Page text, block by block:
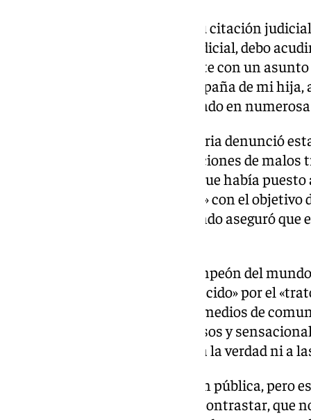
Además, desveló el motivo de su citación
funcionamiento del sistema judicial, debo
está relacionada exclusivamente con un
vinculado a un viaje fuera de España de mi
poder ver pese a haberlo intentado en
El pasado 15 de diciembre, Topuria denunció
«amenazas» de difundir «acusaciones de
«a cambio de dinero» y desveló que había
mensajes, testimonios y vídeos» con el
extorsión». Este viernes, El Mundo aseguró
En el comunicado, el actual campeón del
mostró «profundamente agradecido» por el
habitualmente le han dado los medios de
es víctima de «titulares engañosos y
para generar ‘clics’ sin atender a la verdad ni a
«Asumo el peaje de la exposición pública, pero
difundir información falsa sin contrastar, que